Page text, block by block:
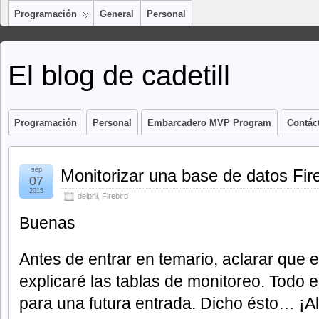
Programación General Personal
El blog de cadetill
Programación Personal Embarcadero MVP Program
Monitorizar una base de datos
delphi Firebird
sep
07
2015
Buenas
Antes de entrar en temario, aclarar que
explicaré las tablas de monitoreo. Todo
para una futura entrada. Dicho ésto…